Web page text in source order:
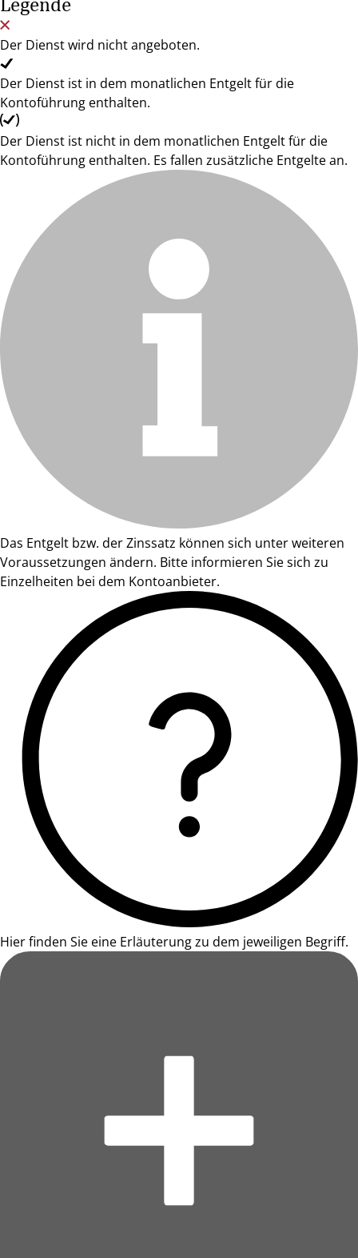
Der Dienst wird nicht angeboten.
Der Dienst ist in dem monatlichen Entgelt für die
Kontoführung enthalten.
Der Dienst ist nicht in dem monatlichen Entgelt für die
Kontoführung enthalten. Es fallen zusätzliche Entgelte an.
Das Entgelt bzw. der Zinssatz können sich unter weiteren
Voraussetzungen ändern. Bitte informieren Sie sich zu
Einzelheiten bei dem Kontoanbieter.
Hier finden Sie eine Erläuterung zu dem jeweiligen Begriff.